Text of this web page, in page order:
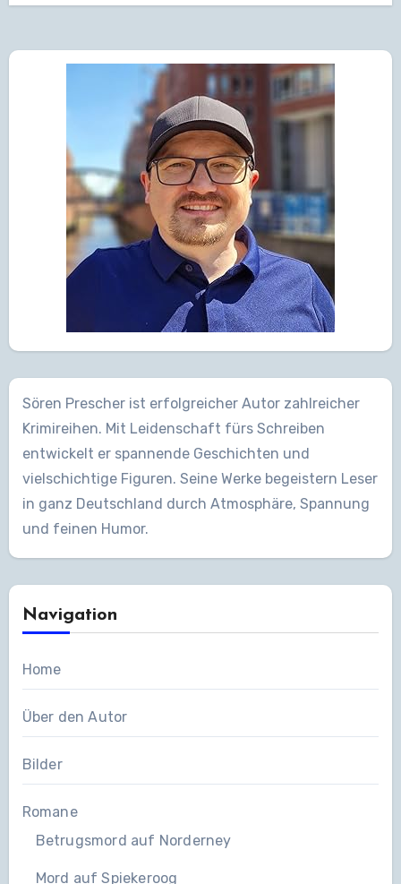
Sören Prescher ist erfolgreicher Autor zahlreicher
Krimireihen. Mit Leidenschaft fürs Schreiben
entwickelt er spannende Geschichten und
vielschichtige Figuren. Seine Werke begeistern Leser
in ganz Deutschland durch Atmosphäre, Spannung
und feinen Humor.
Navigation
Home
Über den Autor
Bilder
Romane
Betrugsmord auf Norderney
Mord auf Spiekeroog